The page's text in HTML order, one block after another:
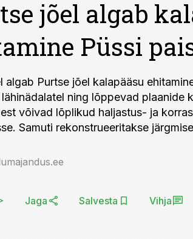
jõel algab
Püssi
algab Purtse jõel kalapääsu
ning lõppevad plaanide
võivad lõplikud haljastus- ja
Samuti rekonstrueeritakse
Jaga Salvesta Vihja